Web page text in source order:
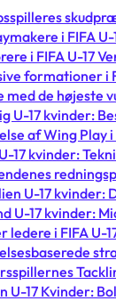
i FIFA
i FIFA U-17
formationer i
med de højeste
U-17 kvinder:
af Wing Play
17 kvinder:
U-17 kvinder:
U-17 kvinder:
ledere i FIFA U-
U-17 Kvinder: